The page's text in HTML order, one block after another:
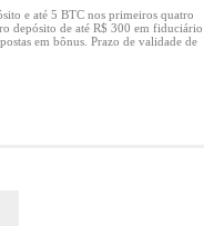
e até 5 BTC nos primeiros quatro
depósito de até R$ 300 em fiduciário
em bônus. Prazo de validade de